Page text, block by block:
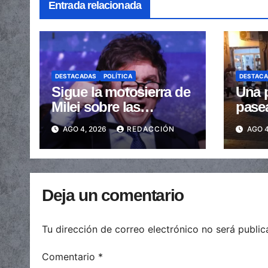
Entrada relacionada
DESTACADAS POLÍTICA
Sigue la motosierra de
Milei sobre las
provincias: nueva
caída de las
transferencias no
AGO 4, 2026 REDACCIÓN
Una
AGO
Deja un comentario
Tu dirección de correo electrónico no será
Comentario *